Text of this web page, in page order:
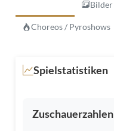
Bilder
Choreos / Pyroshows
Spielstatistiken
Zuschauerzahlen